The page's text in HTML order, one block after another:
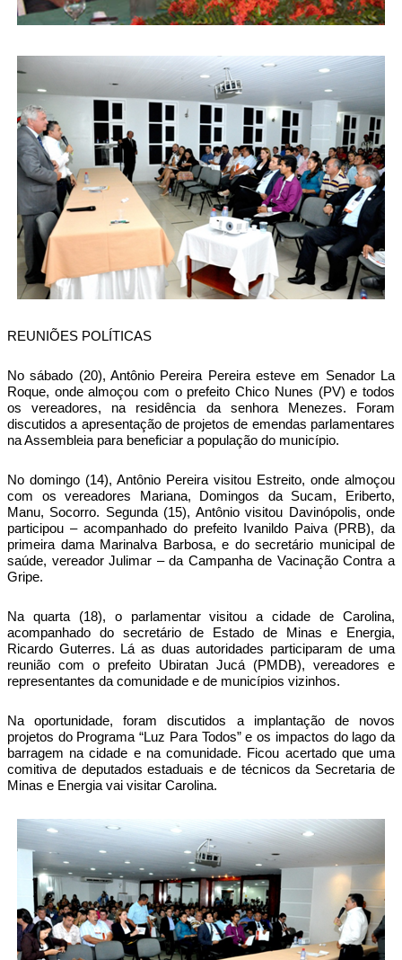
REUNIÕES POLÍTICAS
No sábado (20), Antônio Pereira Pereira esteve em Senador La
Roque, onde almoçou com o prefeito Chico Nunes (PV) e todos
os vereadores, na residência da senhora Menezes. Foram
discutidos a apresentação de projetos de emendas parlamentares
na Assembleia para beneficiar a população do município.
No domingo (14), Antônio Pereira visitou Estreito, onde almoçou
com os vereadores Mariana, Domingos da Sucam, Eriberto,
Manu, Socorro. Segunda (15), Antônio visitou Davinópolis, onde
participou – acompanhado do prefeito Ivanildo Paiva (PRB), da
primeira dama Marinalva Barbosa, e do secretário municipal de
saúde, vereador Julimar – da Campanha de Vacinação Contra a
Gripe.
Na quarta (18), o parlamentar visitou a cidade de Carolina,
acompanhado do secretário de Estado de Minas e Energia,
Ricardo Guterres. Lá as duas autoridades participaram de uma
reunião com o prefeito Ubiratan Jucá (PMDB), vereadores e
representantes da comunidade e de municípios vizinhos.
Na oportunidade, foram discutidos a implantação de novos
projetos do Programa “Luz Para Todos” e os impactos do lago da
barragem na cidade e na comunidade. Ficou acertado que uma
comitiva de deputados estaduais e de técnicos da Secretaria de
Minas e Energia vai visitar Carolina.